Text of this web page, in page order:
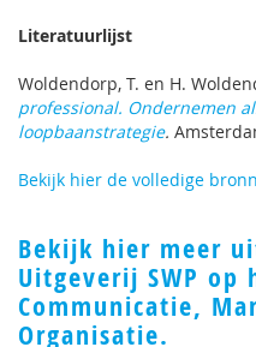
Literatuurlijst
Woldendorp, T. en H.
professional. Ondernemen
loopbaanstrategie.
Bekijk hier de volledige
Bekijk hier meer
Uitgeverij SWP op
Communicatie,
Organisatie.